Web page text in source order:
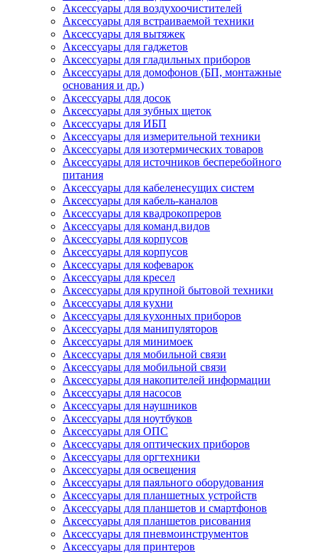
Аксессуары для воздухоочистителей
Аксессуары для встраиваемой техники
Аксессуары для вытяжек
Аксессуары для гаджетов
Аксессуары для гладильных приборов
Аксессуары для домофонов (БП, монтажные
основания и др.)
Аксессуары для досок
Аксессуары для зубных щеток
Аксессуары для ИБП
Аксессуары для измерительной техники
Аксессуары для изотермических товаров
Аксессуары для источников бесперебойного
питания
Аксессуары для кабеленесущих систем
Аксессуары для кабель-каналов
Аксессуары для квадрокопреров
Аксессуары для команд.видов
Аксессуары для корпусов
Аксессуары для корпусов
Аксессуары для кофеварок
Аксессуары для кресел
Аксессуары для крупной бытовой техники
Аксессуары для кухни
Аксессуары для кухонных приборов
Аксессуары для манипуляторов
Аксессуары для минимоек
Аксессуары для мобильной связи
Аксессуары для мобильной связи
Аксессуары для накопителей информации
Аксессуары для насосов
Аксессуары для наушников
Аксессуары для ноутбуков
Аксессуары для ОПС
Аксессуары для оптических приборов
Аксессуары для оргтехники
Аксессуары для освещения
Аксессуары для паяльного оборудования
Аксессуары для планшетных устройств
Аксессуары для планшетов и смартфонов
Аксессуары для планшетов рисования
Аксессуары для пневмоинструментов
Аксессуары для принтеров